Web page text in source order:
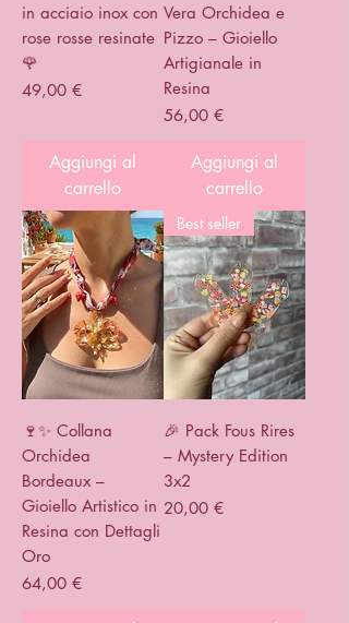
in acciaio inox con
rose rosse resinate
🌹
Prezzo
49,00 €
Aggiungi al
carrello
Vera Orchidea e
Pizzo – Gioiello
Artigianale in
Resina
Prezzo
56,00 €
Aggiungi al
carrello
🍷✨ Collana
Orchidea
Bordeaux –
Gioiello Artistico in
Resina con Dettagli
Oro
Prezzo
64,00 €
Best seller
🎉 Pack Fous Rires
– Mystery Edition
3x2
Prezzo
20,00 €